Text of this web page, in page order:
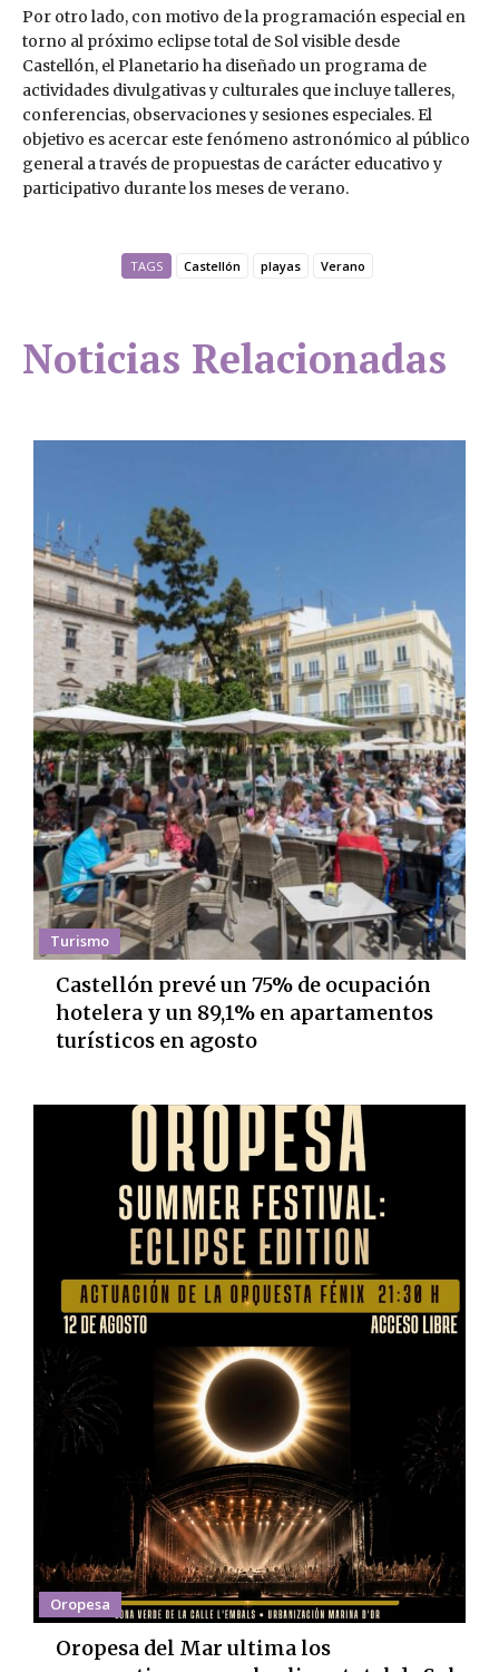
Por otro lado, con motivo de la programación especial en
torno al próximo eclipse total de Sol visible desde
Castellón, el Planetario ha diseñado un programa de
actividades divulgativas y culturales que incluye talleres,
conferencias, observaciones y sesiones especiales. El
objetivo es acercar este fenómeno astronómico al público
general a través de propuestas de carácter educativo y
participativo durante los meses de verano.
TAGS Castellón playas Verano
Noticias Relacionadas
Turismo
Castellón prevé un 75% de ocupación
hotelera y un 89,1% en apartamentos
turísticos en agosto
Oropesa
Oropesa del Mar ultima los